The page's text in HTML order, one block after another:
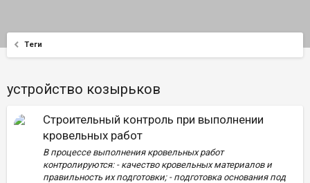
Теги
устройство козырьков
Строительный контроль при выполнении
кровельных работ
В процессе выполнения кровельных работ
контролируются: - качество кровельных материалов и
правильность их подготовки; - подготовка основания под